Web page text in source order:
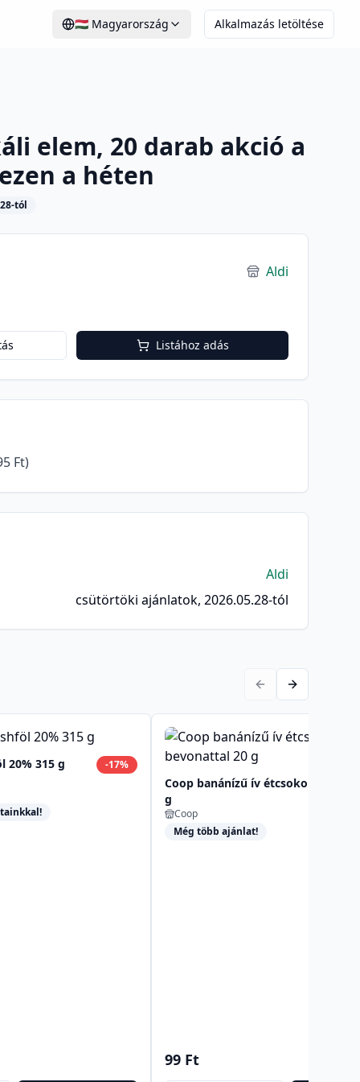
🇭🇺 Magyarország Alkalmazás letöltése
elem, 20 darab akció a
a héten
tól
Aldi
Listához adás
Ft)
Aldi
csütörtöki ajánlatok, 2026.05.28-tól
20% 315 g -17%
Coop banánízű ív étcsokoládé
g
Coop
Még több ajánlat!
99 Ft